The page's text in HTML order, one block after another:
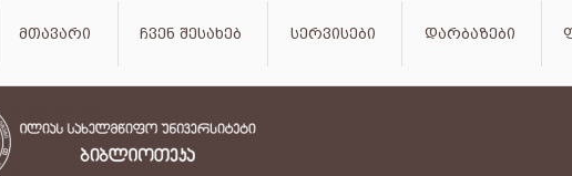
მთავარი ჩვენ შესახებ სერვისები დარბაზები